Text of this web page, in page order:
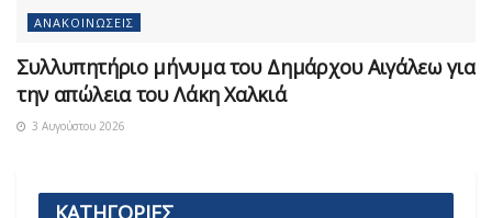
ΑΝΑΚΟΙΝΏΣΕΙΣ
Συλλυπητήριο μήνυμα του Δημάρχου Αιγάλεω για
την απώλεια του Λάκη Χαλκιά
3 Αυγούστου 2026